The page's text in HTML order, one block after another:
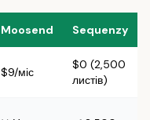
Moosend Sequenzy
$9/міс
$0 (2,500
листів)